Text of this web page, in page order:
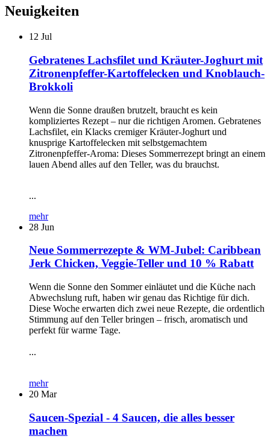
Neuigkeiten
12 Jul
Gebratenes Lachsfilet und Kräuter-Joghurt mit
Zitronenpfeffer-Kartoffelecken und Knoblauch-
Brokkoli
Wenn die Sonne draußen brutzelt, braucht es kein
kompliziertes Rezept – nur die richtigen Aromen. Gebratenes
Lachsfilet, ein Klacks cremiger Kräuter-Joghurt und
knusprige Kartoffelecken mit selbstgemachtem
Zitronenpfeffer-Aroma: Dieses Sommerrezept bringt an einem
lauen Abend alles auf den Teller, was du brauchst.
...
mehr
28 Jun
Neue Sommerrezepte & WM-Jubel: Caribbean
Jerk Chicken, Veggie-Teller und 10 % Rabatt
Wenn die Sonne den Sommer einläutet und die Küche nach
Abwechslung ruft, haben wir genau das Richtige für dich.
Diese Woche erwarten dich zwei neue Rezepte, die ordentlich
Stimmung auf den Teller bringen – frisch, aromatisch und
perfekt für warme Tage.
...
mehr
20 Mar
Saucen-Spezial - 4 Saucen, die alles besser
machen